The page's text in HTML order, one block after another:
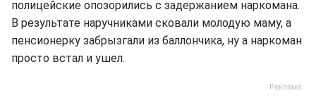
полицейские опозорились с задержанием наркомана.
В результате наручниками сковали молодую маму, а
пенсионерку забрызгали из баллончика, ну а наркоман
просто встал и ушел.